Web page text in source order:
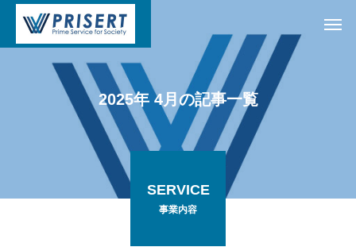
2025年 4月 の記事一覧
SERVICE
事業内容